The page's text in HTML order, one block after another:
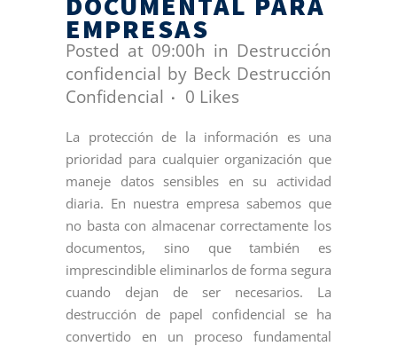
EMPRESAS
Posted at 09:00h in Destrucción
confidencial by Beck Destrucción
Confidencial
0 Likes
La protección de la información es una
prioridad para cualquier organización que
maneje datos sensibles en su actividad
diaria. En nuestra empresa sabemos que
no basta con almacenar correctamente los
documentos, sino que también es
imprescindible eliminarlos de forma segura
cuando dejan de ser necesarios. La
destrucción de papel confidencial se ha
convertido en un proceso fundamental